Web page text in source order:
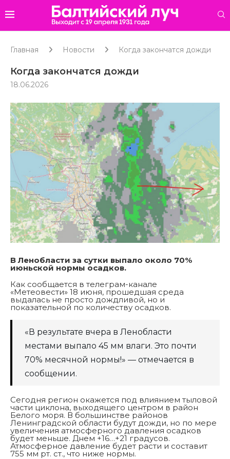
Главная Новости Когда закончатся дожди
Когда закончатся дожди
18.06.2026
В Ленобласти за сутки выпало около 70%
июньской нормы осадков.
Как сообщается в телеграм-канале
«Метеовести» 18 июня, прошедшая среда
выдалась не просто дождливой, но и
показательной по количеству осадков.
«В результате вчера в Ленобласти
местами выпало 45 мм влаги. Это почти
70% месячной нормы!» — отмечается в
сообщении.
Сегодня регион окажется под влиянием тыловой
части циклона, выходящего центром в район
Белого моря. В большинстве районов
Ленинградской области будут дожди, но по мере
увеличения атмосферного давления осадков
будет меньше. Днем +16…+21 градусов.
Атмосферное давление будет расти и составит
755 мм рт. ст., что ниже нормы.